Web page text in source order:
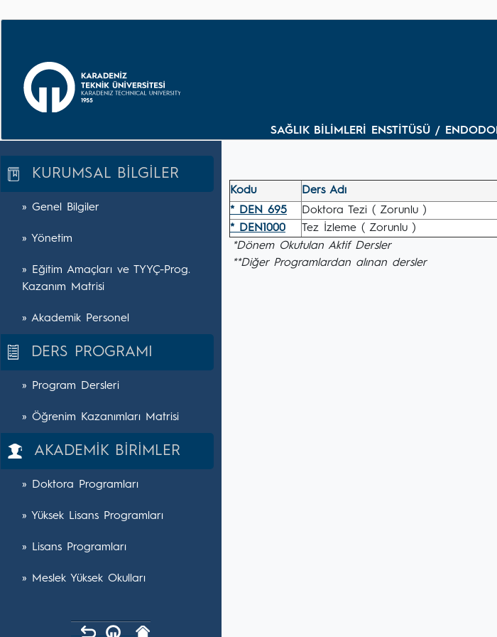
SAĞLIK BİLİMLERİ ENSTİTÜSÜ /
KURUMSAL BİLGİLER
» Genel Bilgiler
» Yönetim
» Eğitim Amaçları ve TYYÇ-Prog.
Kazanım Matrisi
» Akademik Personel
DERS PROGRAMI
» Program Dersleri
» Öğrenim Kazanımları Matrisi
AKADEMİK BİRİMLER
» Doktora Programları
» Yüksek Lisans Programları
» Lisans Programları
» Meslek Yüksek Okulları
Kodu Ders Adı
* DEN 695
Doktora Tezi ( Zorunlu )
* DEN1000
Tez İzleme ( Zorunlu )
*Dönem Okutulan Aktif Dersler
**Diğer Programlardan alınan dersler